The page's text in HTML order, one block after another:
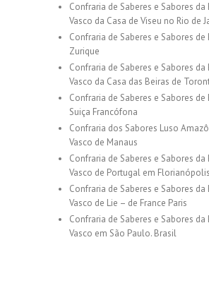
Confraria de Saberes e Sabores da
Vasco da Casa de Viseu no Rio de
Confraria de Saberes e Sabores
Zurique
Confraria de Saberes e Sabores da
Vasco da Casa das Beiras de
Confraria de Saberes e Sabores de
Suiça Francófona
Confraria dos Sabores Luso
Vasco de Manaus
Confraria de Saberes e Sabores da
Vasco de Portugal em Florianópolis
Confraria de Saberes e Sabores da
Vasco de Lie – de France Paris
Confraria de Saberes e Sabores da
Vasco em São Paulo. Brasil